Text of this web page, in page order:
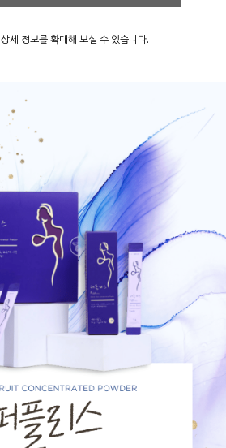
상세 정보를 확대해 보실 수 있습니다.